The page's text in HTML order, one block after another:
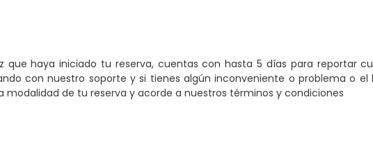
que haya iniciado tu reserva, cuentas con hasta 5 días para reportar
con nuestro soporte y si tienes algún inconveniente o problema o
de tu reserva y acorde a nuestros términos y condiciones